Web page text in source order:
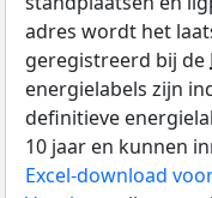
adres wordt het
geregistreerd bij de
energielabels zijn
definitieve
10 jaar en kunnen
Excel-download